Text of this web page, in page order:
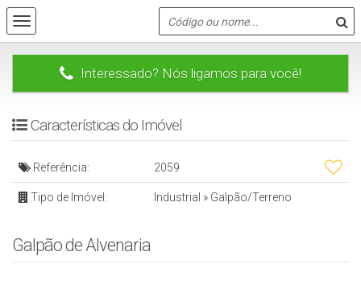
Interessado? Nós ligamos para você!
Características do Imóvel
Referência: 2059
Tipo de Imóvel: Industrial » Galpão/Terreno
Galpão de Alvenaria